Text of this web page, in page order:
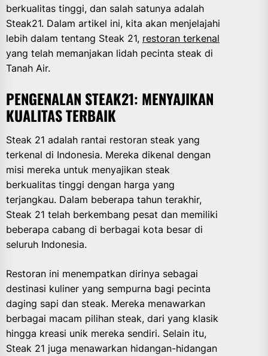
berkualitas tinggi, dan salah satunya adalah
Steak21. Dalam artikel ini, kita akan menjelajahi
lebih dalam tentang Steak 21, restoran terkenal
yang telah memanjakan lidah pecinta steak di
Tanah Air.
PENGENALAN STEAK21: MENYAJIKAN
KUALITAS TERBAIK
Steak 21 adalah rantai restoran steak yang
terkenal di Indonesia. Mereka dikenal dengan
misi mereka untuk menyajikan steak
berkualitas tinggi dengan harga yang
terjangkau. Dalam beberapa tahun terakhir,
Steak 21 telah berkembang pesat dan memiliki
beberapa cabang di berbagai kota besar di
seluruh Indonesia.
Restoran ini menempatkan dirinya sebagai
destinasi kuliner yang sempurna bagi pecinta
daging sapi dan steak. Mereka menawarkan
berbagai macam pilihan steak, dari yang klasik
hingga kreasi unik mereka sendiri. Selain itu,
Steak 21 juga menawarkan hidangan-hidangan